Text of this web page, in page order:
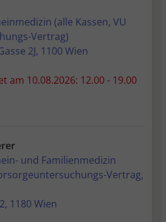
(alle Kassen, VU
Vertrag)
2J, 1100 Wien
am 10.08.2026: 12.00 - 19.00
und Familienmedizin
Vertrag,
1180 Wien